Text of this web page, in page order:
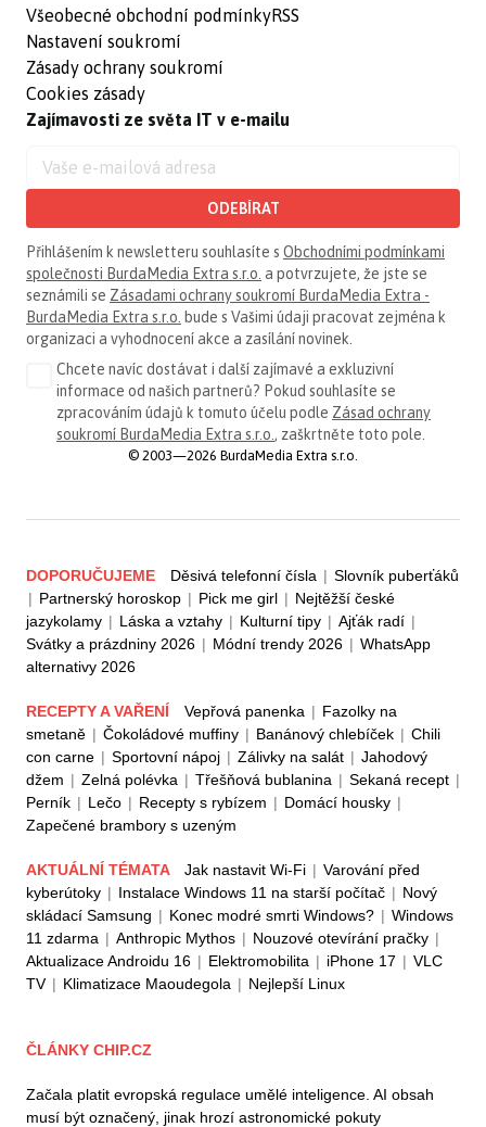
Všeobecné obchodní podmínky
Nastavení soukromí
Zásady ochrany soukromí
Cookies zásady
RSS
Zajímavosti ze světa IT v e-mailu
ODEBÍRAT
Přihlášením k newsletteru souhlasíte s Obchodními podmínkami
společnosti BurdaMedia Extra s.r.o. a potvrzujete, že jste se
seznámili se Zásadami ochrany soukromí BurdaMedia Extra -
BurdaMedia Extra s.r.o. bude s Vašimi údaji pracovat zejména k
organizaci a vyhodnocení akce a zasílání novinek.
Chcete navíc dostávat i další zajímavé a exkluzivní
informace od našich partnerů? Pokud souhlasíte se
zpracováním údajů k tomuto účelu podle Zásad ochrany
soukromí BurdaMedia Extra s.r.o. , zaškrtněte toto pole.
© 2003—2026 BurdaMedia Extra s.r.o.
DOPORUČUJEME Děsivá telefonní čísla | Slovník puberťáků
| Partnerský horoskop | Pick me girl | Nejtěžší české
jazykolamy | Láska a vztahy | Kulturní tipy | Ajťák radí |
Svátky a prázdniny 2026 | Módní trendy 2026 | WhatsApp
alternativy 2026
RECEPTY A VAŘENÍ Vepřová panenka | Fazolky na
smetaně | Čokoládové muffiny | Banánový chlebíček | Chili
con carne | Sportovní nápoj | Zálivky na salát | Jahodový
džem | Zelná polévka | Třešňová bublanina | Sekaná recept |
Perník | Lečo | Recepty s rybízem | Domácí housky |
Zapečené brambory s uzeným
AKTUÁLNÍ TÉMATA Jak nastavit Wi-Fi | Varování před
kyberútoky | Instalace Windows 11 na starší počítač | Nový
skládací Samsung | Konec modré smrti Windows? | Windows
11 zdarma | Anthropic Mythos | Nouzové otevírání pračky |
Aktualizace Androidu 16 | Elektromobilita | iPhone 17 | VLC
TV | Klimatizace Maoudegola | Nejlepší Linux
ČLÁNKY CHIP.CZ
Začala platit evropská regulace umělé inteligence. AI obsah
musí být označený, jinak hrozí astronomické pokuty